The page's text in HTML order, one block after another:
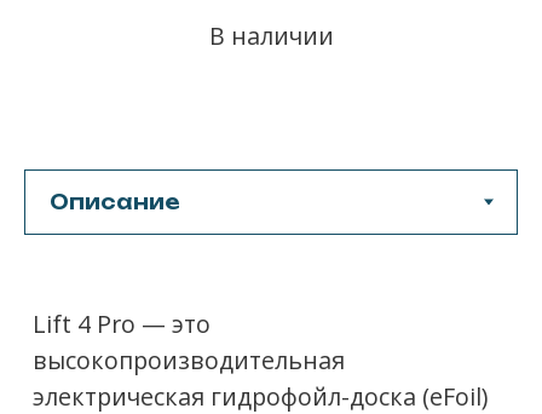
Модель Lift 4 Pro предназначена для
баланса и контроля. В новой версии
улучшена устойчивость и отзывчивость
V2, 200 Surf V2, 200 High Aspect и другие,
дюйма.